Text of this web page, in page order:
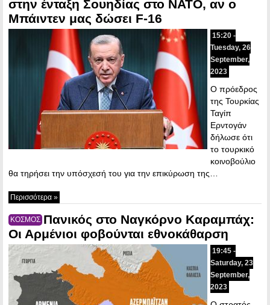
στην ένταξη Σουηδίας στο ΝΑΤΟ, αν ο
Μπάιντεν μας δώσει F-16
15:20 -
Tuesday, 26
September,
2023
Ο πρόεδρος
της Τουρκίας
Ταγίπ
Ερντογάν
δήλωσε ότι
το τουρκικό
κοινοβούλιο
θα τηρήσει την υπόσχεσή του για την επικύρωση της…
Περισσότερα »
ΚΟΣΜΟΣ Πανικός στο Ναγκόρνο Καραμπάχ:
Οι Αρμένιοι φοβούνται εθνοκάθαρση
19:45 -
Saturday, 23
September,
2023